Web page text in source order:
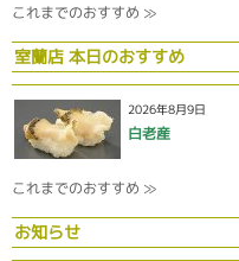
これまでのおすすめ ≫
室蘭店 本日のおすすめ
2026年8月9日
白老産
これまでのおすすめ ≫
お知らせ